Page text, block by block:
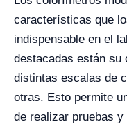
características que
indispensable en el
destacadas están su
distintas escalas de
otras. Esto permite
de realizar pruebas